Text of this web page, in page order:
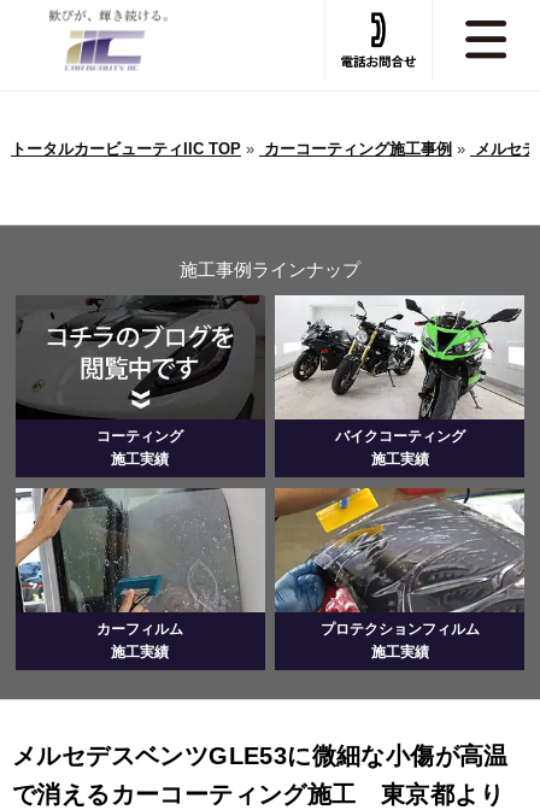
トータルカービューティIIC TOP» カーコーティング施工事例 » メルセ
施工事例ラインナップ
コーティング
施工実績
バイクコーティング
施工実績
カーフィルム
施工実績
プロテクションフィルム
施工実績
メルセデスベンツGLE53に微細な小傷が高温
で消えるカーコーティング施工 東京都より